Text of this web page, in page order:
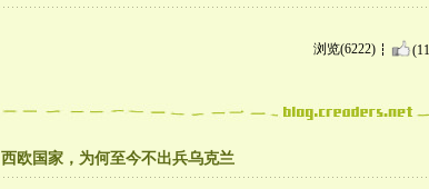
浏览(6222)
西欧国家，为何至今不出兵乌克兰